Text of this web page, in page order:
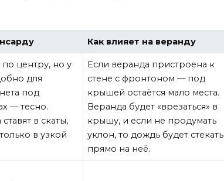
Как влияет на веранду
центру, но у
для
под
— тесно.
в скаты,
в узкой
Если веранда пристроена к
стене с фронтоном — под
крышей остаётся мало места.
Веранда будет «врезаться» в
крышу, и если не продумать
уклон, то дождь будет стекать
прямо на неё.